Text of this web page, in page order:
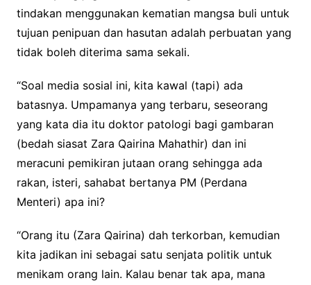
tindakan menggunakan kematian mangsa buli untuk
tujuan penipuan dan hasutan adalah perbuatan yang
tidak boleh diterima sama sekali.
“Soal media sosial ini, kita kawal (tapi) ada
batasnya. Umpamanya yang terbaru, seseorang
yang kata dia itu doktor patologi bagi gambaran
(bedah siasat Zara Qairina Mahathir) dan ini
meracuni pemikiran jutaan orang sehingga ada
rakan, isteri, sahabat bertanya PM (Perdana
Menteri) apa ini?
“Orang itu (Zara Qairina) dah terkorban, kemudian
kita jadikan ini sebagai satu senjata politik untuk
menikam orang lain. Kalau benar tak apa, mana